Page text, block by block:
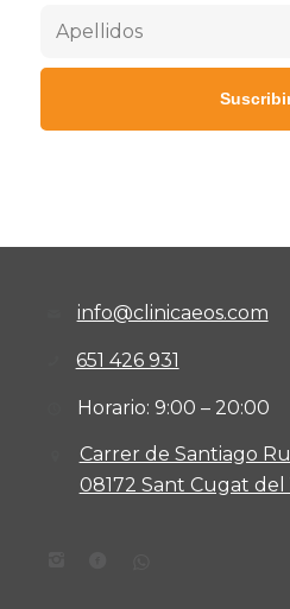
info@clinicaeos.com
651 426 931
Horario: 9:00 – 20:00
Carrer de Santiago
08172 Sant Cugat del